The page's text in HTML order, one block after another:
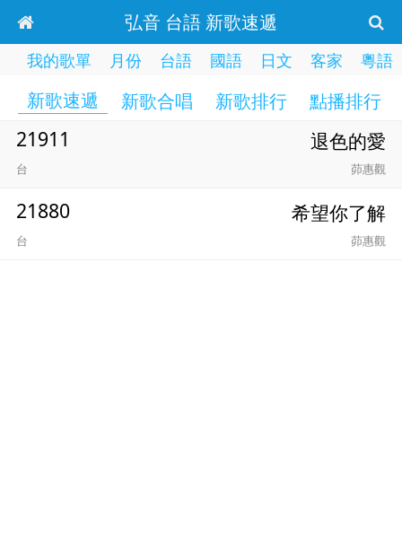
弘音 台語 新歌速遞
我的歌單 月份 台語 國語 日文 客家 粵語
新歌速遞 新歌合唱 新歌排行 點播排行
21911 退色的愛
台 茆惠觀
21880 希望你了解
台 茆惠觀